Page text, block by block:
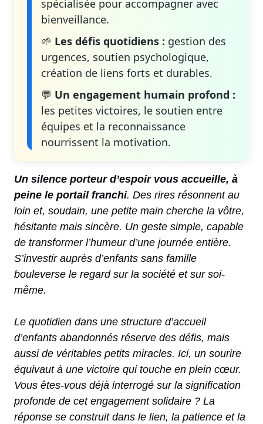
spécialisée pour accompagner avec
bienveillance.
🌱 Les défis quotidiens : gestion des
urgences, soutien psychologique,
création de liens forts et durables.
💬 Un engagement humain profond :
les petites victoires, le soutien entre
équipes et la reconnaissance
nourrissent la motivation.
Un silence porteur d’espoir vous accueille, à
peine le portail franchi. Des rires résonnent au
loin et, soudain, une petite main cherche la vôtre,
hésitante mais sincère. Un geste simple, capable
de transformer l’humeur d’une journée entière.
S’investir auprès d’enfants sans famille
bouleverse le regard sur la société et sur soi-
même.
Le quotidien dans une structure d’accueil
d’enfants abandonnés réserve des défis, mais
aussi de véritables petits miracles. Ici, un sourire
équivaut à une victoire qui touche en plein cœur.
Vous êtes-vous déjà interrogé sur la signification
profonde de cet engagement solidaire ? La
réponse se construit dans le lien, la patience et la